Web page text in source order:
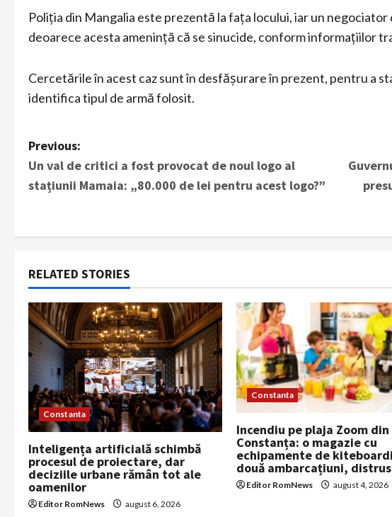
Poliția din Mangalia este prezentă la fața locului, iar un
deoarece acesta amenință că se sinucide, conform informațiilor
Cercetările în acest caz sunt în desfășurare în prezent, pentru a
identifica tipul de armă folosit.
P
o
t
n
a
v
i
g
a
t
i
o
Previous:
Un val de critici a fost provocat de noul logo al
stațiunii Mamaia: „80.000 de lei pentru acest logo?”
RELATED STORIES
Constanta
Inteligența artificială schimbă
procesul de proiectare, dar
deciziile urbane rămân tot ale
oamenilor
Editor RomNews august 6, 2026
Constanta
Incendiu pe plaja Zoom din
Constanța: o magazie cu
echipamente de
două ambarcațiuni,
Editor RomNews august 4, 2026